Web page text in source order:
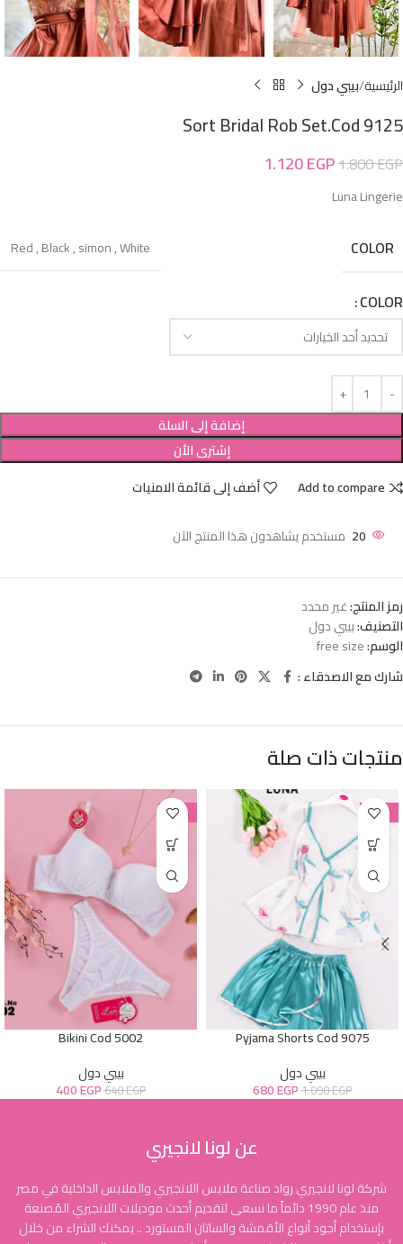
الرئيسية بيبي دول
Sort Bridal Rob Set.Cod 9125
1.800EGP
1.120EGP
Luna Lingerie
COLOR
Red,Black,simon,White
COLOR
إضافة إلى السلة
إشترى الأن
Add to compare
أضف إلى قائمة الامنيات
20 مستخدم يشاهدون هذا المنتج الآن
رمز المنتج:غير محدد
التصنيف:بيبي دول
الوسم:free size
شارك مع الاصدقاء :
منتجات ذات صلة
-38%
Pyjama Shorts Cod 9075
بيبي دول
1.090EGP
680EGP
-38%
Bikini Cod 5002
بيبي دول
640EGP
400EGP
عن لونا لانجيري
شركة لونا لانجيري رواد صناعة ملابس اللانجيري والملابس الداخلية في مصر
منذ عام 1990 دائماً ما نسعى لتقديم أحدث موديلات اللانجيري المُصنعة
بإستخدام أجود أنواع الأقمشة والساتان المستورد .. يمكنك الشراء من خلال